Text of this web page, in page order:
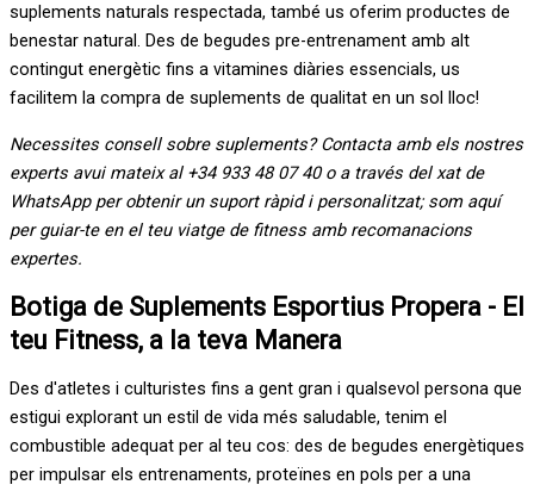
suplements naturals respectada, també us oferim productes de
benestar natural. Des de begudes pre-entrenament amb alt
contingut energètic fins a vitamines diàries essencials, us
facilitem la compra de suplements de qualitat en un sol lloc!
Necessites consell sobre suplements? Contacta amb els nostres
experts avui mateix al +34 933 48 07 40 o a través del xat de
WhatsApp per obtenir un suport ràpid i personalitzat; som aquí
per guiar-te en el teu viatge de fitness amb recomanacions
expertes.
Botiga de Suplements Esportius Propera - El
teu Fitness, a la teva Manera
Des d'atletes i culturistes fins a gent gran i qualsevol persona que
estigui explorant un estil de vida més saludable, tenim el
combustible adequat per al teu cos: des de begudes energètiques
per impulsar els entrenaments, proteïnes en pols per a una